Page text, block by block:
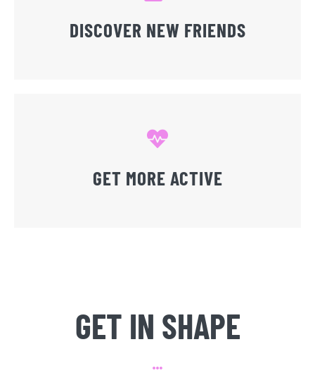
DISCOVER NEW FRIENDS
GET MORE ACTIVE
GET IN SHAPE